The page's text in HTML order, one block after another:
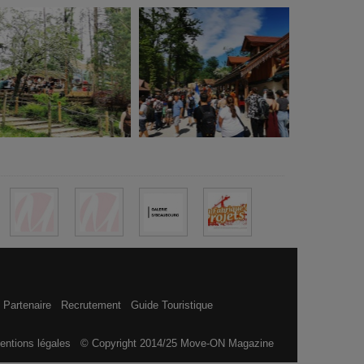
Recrutement Guide Touristique
légales © Copyright 2014/25 Move-ON Magazine